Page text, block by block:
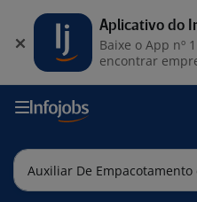
Aplicativo do
Baixe o App nº
encontrar